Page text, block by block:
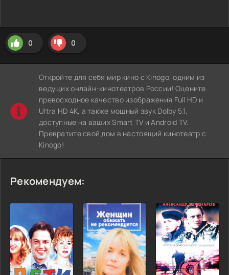
0 0
Откройте для себя мир кино с Kinogo, одним из
ведущих онлайн-кинотеатров России! Оцените
превосходное качество изображения Full HD и
Ultra HD 4K, а также мощный звук Dolby 5.1,
доступные на ваших Smart TV и Android TV.
Превратите свой дом в настоящий кинотеатр с
Kinogo!
Рекомендуем: